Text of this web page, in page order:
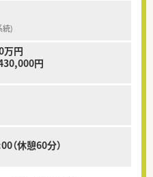
統)
万円
円
（休憩60分）